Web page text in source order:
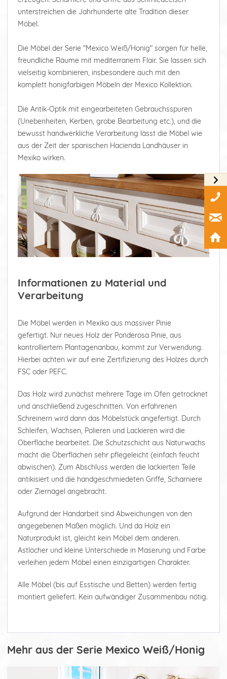
unterstreichen die Jahrhunderte alte Tradition dieser
Möbel.
Die Möbel der Serie "Mexico Weiß/Honig" sorgen für helle,
freundliche Räume mit mediterranem Flair. Sie lassen sich
vielseitig kombinieren, insbesondere auch mit den
komplett honigfarbigen Möbeln der Mexico Kollektion.
Die Antik-Optik mit eingearbeiteten Gebrauchsspuren
(Unebenheiten, Kerben, grobe Bearbeitung etc.), und die
bewusst handwerkliche Verarbeitung lässt die Möbel wie
aus der Zeit der spanischen Hacienda Landhäuser in
Mexiko wirken.
Informationen zu Material und
Verarbeitung
Die Möbel werden in Mexiko aus massiver Pinie
gefertigt. Nur neues Holz der Ponderosa Pinie, aus
kontrolliertem Plantagenanbau, kommt zur Verwendung.
Hierbei achten wir auf eine Zertifizierung des Holzes durch
FSC oder PEFC.
Das Holz wird zunächst mehrere Tage im Ofen getrocknet
und anschließend zugeschnitten. Von erfahrenen
Schreinern wird dann das Möbelstück angefertigt. Durch
Schleifen, Wachsen, Polieren und Lackieren wird die
Oberfläche bearbeitet. Die Schutzschicht aus Naturwachs
macht die Oberflächen sehr pflegeleicht (einfach feucht
abwischen). Zum Abschluss werden die lackierten Teile
antikisiert und die handgeschmiedeten Griffe, Scharniere
oder Ziernägel angebracht.
Aufgrund der Handarbeit sind Abweichungen von den
angegebenen Maßen möglich. Und da Holz ein
Naturprodukt ist, gleicht kein Möbel dem anderen.
Astlöcher und kleine Unterschiede in Maserung und Farbe
verleihen jedem Möbel einen einzigartigen Charakter.
Alle Möbel (bis auf Esstische und Betten) werden fertig
montiert geliefert. Kein aufwändiger Zusammenbau nötig.
Mehr aus der Serie Mexico Weiß/Honig